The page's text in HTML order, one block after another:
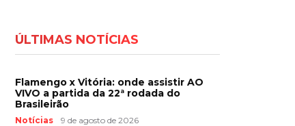
ÚLTIMAS NOTÍCIAS
Flamengo x Vitória: onde assistir AO
VIVO a partida da 22ª rodada do
Brasileirão
Notícias 9 de agosto de 2026